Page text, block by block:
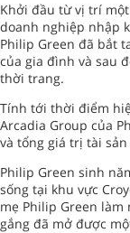
Khởi đầu từ vị trí
doanh nghiệp nhập
Philip Green đã bắt
của gia đình và sau
thời trang.
Tính tới thời điểm
Arcadia Group của
và tổng giá trị tài
Philip Green sinh
sống tại khu vực
mẹ Philip Green
gắng đã mở được